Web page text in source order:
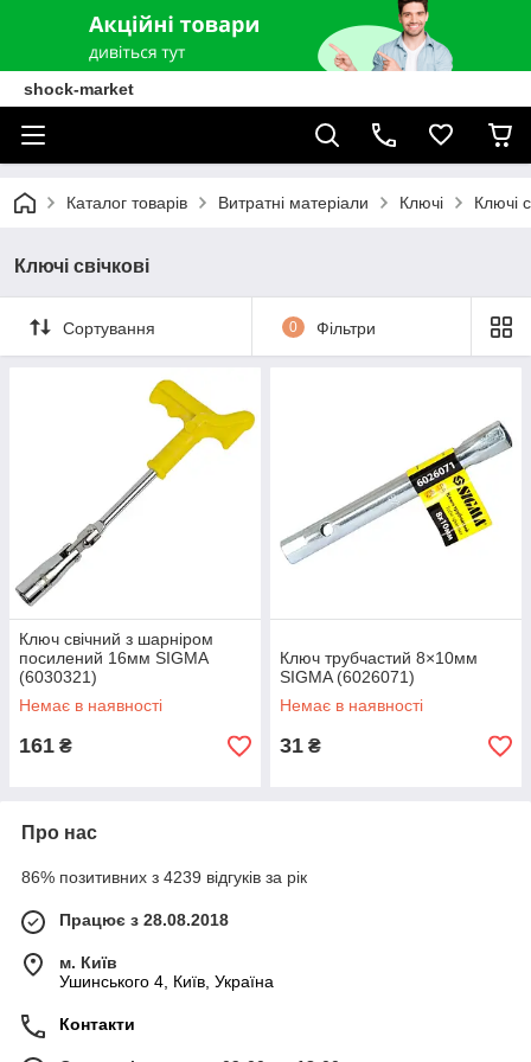
shock-market
Каталог товарів Витратні матеріали Ключі Ключі
Ключі свічкові
Сортування 0 Фільтри
Ключ свічний з шарніром
посилений 16мм SIGMA
(6030321)
Немає в наявності
161 ₴
Ключ трубчастий 8×10мм
SIGMA (6026071)
Немає в наявності
31 ₴
Про нас
86% позитивних з 4239 відгуків за рік
Працює з 28.08.2018
м. Київ
Ушинського 4, Київ, Україна
Контакти